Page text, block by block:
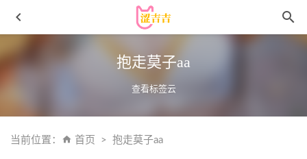
抱走莫子aa
查看标签云
当前位置： 首页 抱走莫子aa